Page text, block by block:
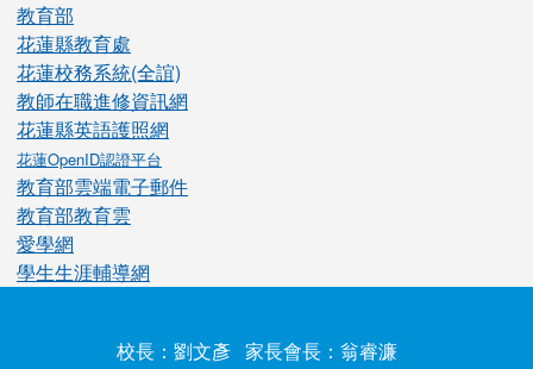
教育部
花蓮縣教育處
花蓮校務系統(全誼)
教師在職進修資訊網
花蓮縣英語護照網
花蓮OpenID認證平台
教育部雲端電子郵件
教育部教育雲
愛學網
學生生涯輔導網
校長：劉文彥 家長會長：翁睿濂